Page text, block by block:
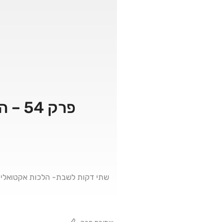
פרק 54 – הדלקת נרות ע"י הבעל, למשל כשהוא במילואים
שתי דקות לשבת- הלכות